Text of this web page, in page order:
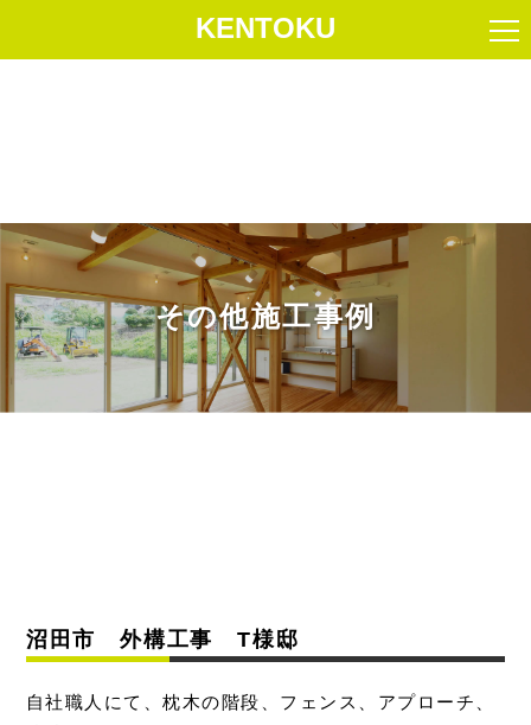
KENTOKU
その他施工事例
沼田市 外構工事 T様邸
自社職人にて、枕木の階段、フェンス、アプローチ、